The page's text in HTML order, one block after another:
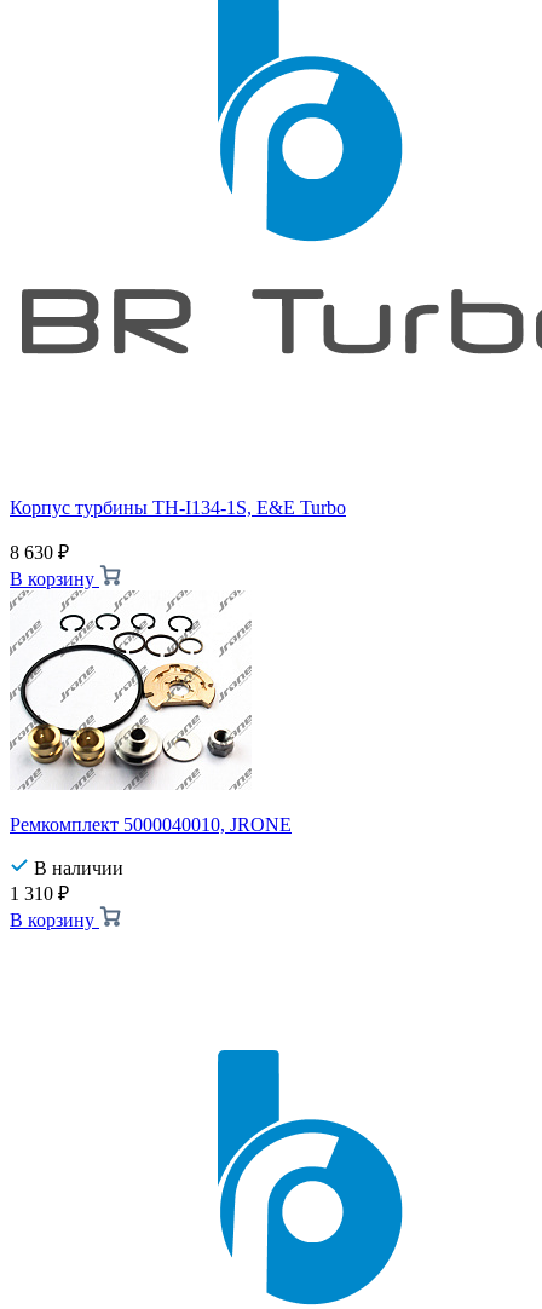
Корпус турбины TH-I134-1S, E&E Turbo
8 630 ₽
В корзину
Ремкомплект 5000040010, JRONE
В наличии
1 310 ₽
В корзину